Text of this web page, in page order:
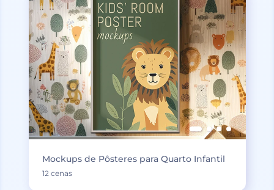
Mockups de Pôsteres para Quarto Infantil
12 cenas